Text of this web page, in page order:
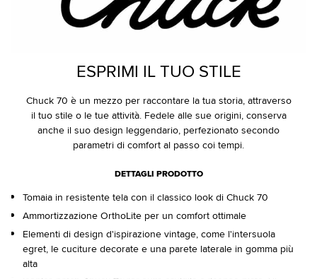
ESPRIMI IL TUO STILE
Chuck 70 è un mezzo per raccontare la tua storia, attraverso
il tuo stile o le tue attività. Fedele alle sue origini, conserva
anche il suo design leggendario, perfezionato secondo
parametri di comfort al passo coi tempi.
DETTAGLI PRODOTTO
Tomaia in resistente tela con il classico look di Chuck 70
Ammortizzazione OrthoLite per un comfort ottimale
Elementi di design d'ispirazione vintage, come l'intersuola
egret, le cuciture decorate e una parete laterale in gomma più
alta